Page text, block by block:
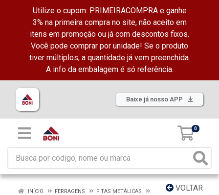
Utilize o cupom: PRIMEIRACOMPRA e ganhe
3% na primeira compra no site, não aceito em
itens em promoção ou já com descontos fixos.
Você pode comprar por unidade! Se o produto
tiver múltiplos, a quantidade já vem preenchida.
A info da embalagem é só referência.
Baixe já nosso APP
0
VOLTAR
INÍCIO FERRAGENS
FITAS METÁLICAS